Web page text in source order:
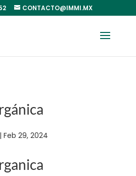
CONTACTO@IMMI.MX
| Feb 29, 2024